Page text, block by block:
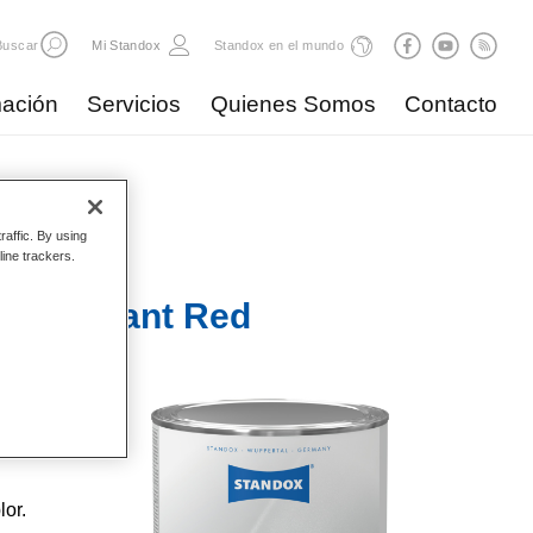
Mi Standox Standox en el mundo
Servicios Quienes Somos Contacto
Brilliant Red
By using
trackers.